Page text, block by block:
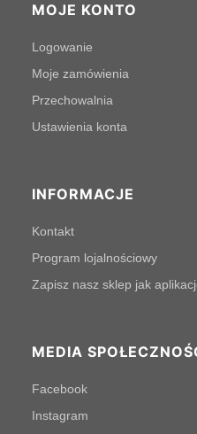
MOJE KONTO
Logowanie
Moje zamówienia
Przechowalnia
Ustawienia konta
INFORMACJE
Kontakt
Program lojalnościowy
Zapisz nasz sklep jak
MEDIA
Facebook
Instagram